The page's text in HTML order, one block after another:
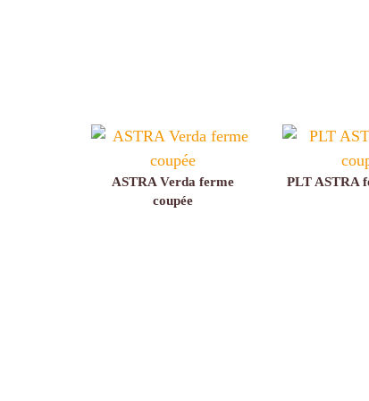
ASTRA Verda ferme
coupée
PLT ASTRA